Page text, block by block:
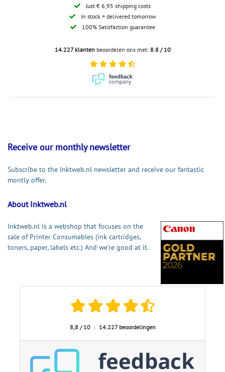
Just € 6,95 shipping costs
In stock = delivered tomorrow
100% Satisfaction guarantee
14.227 klantenbeoordelen ons met: 8.8 / 10
Receive our monthly newsletter
Subscribe to the Inktweb.nl newsletter and receive our fantastic
montly offer.
About Inktweb.nl
Inktweb.nl is a webshop that focuses on the
sale of Printer Consumables (ink cartridges,
toners, paper, labels etc.) And we're good at it.
8,8 / 10 | 14.227 beoordelingen